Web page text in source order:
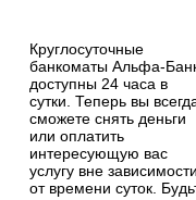
Круглосуточные
банкоматы Альфа-
доступны 24 часа в
сутки. Теперь вы
сможете снять деньги
или оплатить
интересующую вас
услугу вне зависимости
от времени суток.